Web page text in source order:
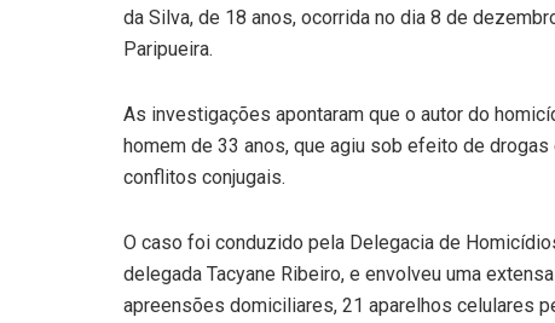
da Silva, de 18 anos, ocorrida no dia 8 de
Paripueira.
As investigações apontaram que o autor do
homem de 33 anos, que agiu sob efeito de
conflitos conjugais.
O caso foi conduzido pela Delegacia de
delegada Tacyane Ribeiro, e envolveu uma
apreensões domiciliares, 21 aparelhos celulares